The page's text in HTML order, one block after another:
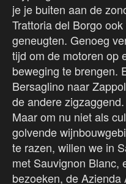
je je buiten aan de
Trattoria del Borgo
geneugten. Genoeg
tijd om de motoren op
beweging te brengen.
Bersaglino naar
de andere
Maar om nu niet als
golvende
te razen, willen we in
met Sauvignon Blanc,
bezoeken, de